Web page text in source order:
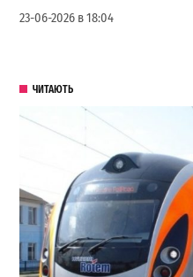
23-06-2026 в 18:04
ЧИТАЮТЬ